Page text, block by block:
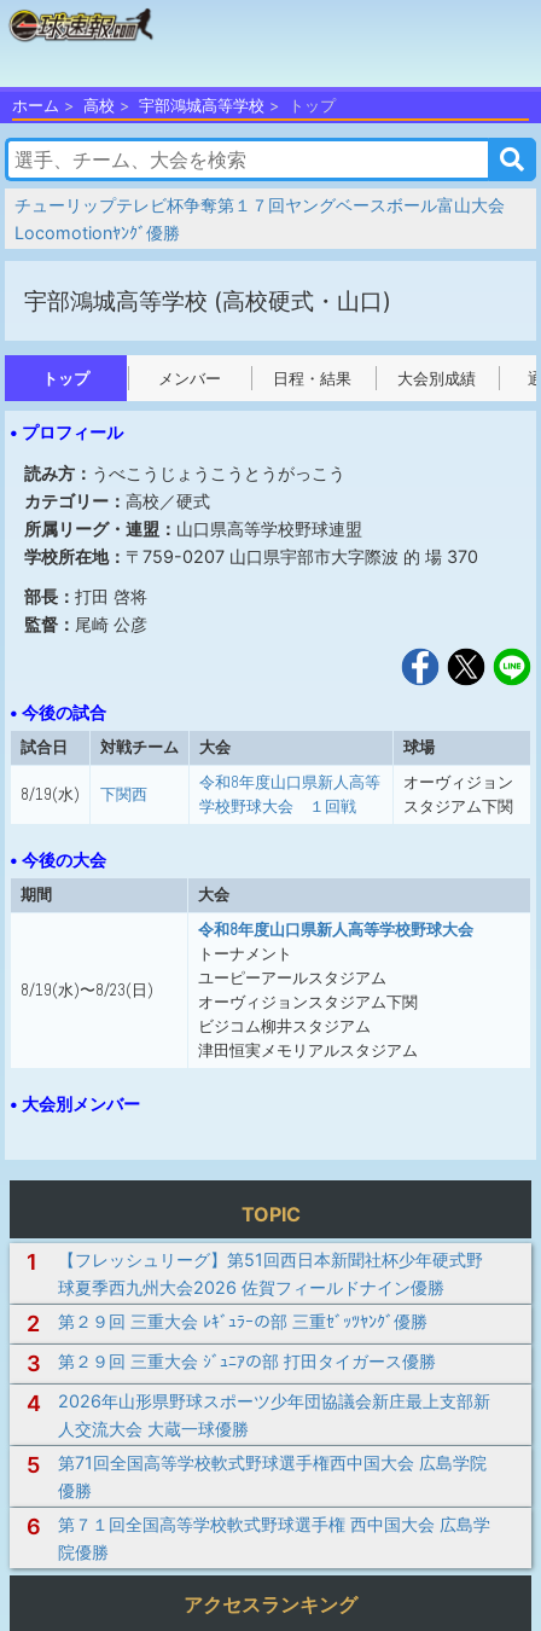
ホーム 高校 宇部鴻城高等学校 トップ
チューリップテレビ杯争奪第１７回ヤングベースボール富山大会
Locomotionﾔﾝｸﾞ優勝
宇部鴻城高等学校 (高校硬式・山口)
トップ メンバー 日程・結果 大会別成績
• プロフィール
読み方： うべこうじょうこうとうがっこう
カテゴリー： 高校／硬式
所属リーグ・連盟： 山口県高等学校野球連盟
学校所在地： 〒759-0207 山口県宇部市大字際波 的 場 370
部長： 打田 啓将
監督： 尾崎 公彦
• 今後の試合
試合日
対戦チーム 大会 球場
8/19(水) 下関西
令和8年度山口県新人高等
学校野球大会 １回戦
オーヴィジョン
スタジアム下関
• 今後の大会
期間
大会
8/19(水)〜8/23(日)
令和8年度山口県新人高等学校野球大会
トーナメント
ユーピーアールスタジアム
オーヴィジョンスタジアム下関
ビジコム柳井スタジアム
津田恒実メモリアルスタジアム
• 大会別メンバー
TOPIC
1
【フレッシュリーグ】第51回西日本新聞社杯少年硬式野
球夏季西九州大会2026 佐賀フィールドナイン優勝
2 第２９回 三重大会 ﾚｷﾞｭﾗｰの部 三重ｾﾞｯﾂﾔﾝｸﾞ優勝
3 第２９回 三重大会 ｼﾞｭﾆｱの部 打田タイガース優勝
4
2026年山形県野球スポーツ少年団協議会新庄最上支部新
人交流大会 大蔵一球優勝
5
第71回全国高等学校軟式野球選手権西中国大会 広島学院
優勝
6
第７１回全国高等学校軟式野球選手権 西中国大会 広島学
院優勝
アクセスランキング